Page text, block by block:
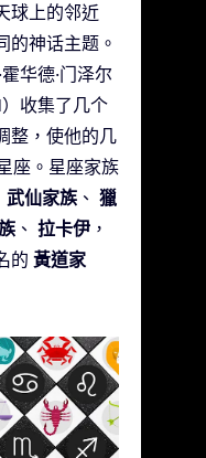
球上的邻近
的神话主题。
华德·门泽尔
收集了几个
整，使他的几
座。星座家族
武仙家族 、 獵
、 拉卡伊 ，
的 黃道家